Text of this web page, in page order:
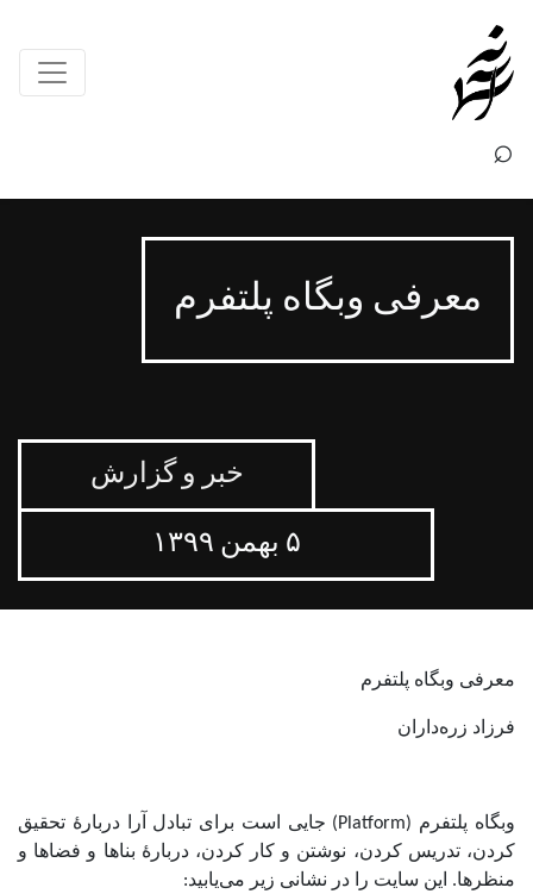
×
⌕
معرفی وبگاه پلتفرم
خبر و گزارش
۵ بهمن ۱۳۹۹
معرفی وبگاه پلتفرم
فرزاد زره‌داران
وبگاه پلتفرم (Platform) جایی است برای تبادل آرا دربارۀ تحقیق
کردن، تدریس کردن، نوشتن و کار کردن، دربارۀ بناها و فضاها و
منظر‌ها. این سایت را در نشانی زیر می‌یابید: